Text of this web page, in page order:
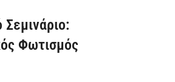
Σεμινάριο:
Φωτισμός